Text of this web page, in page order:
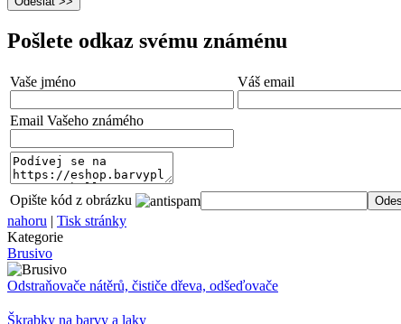
Pošlete odkaz svému známénu
Vaše jméno Váš email
Email Vašeho známého
Opište kód z obrázku
nahoru | Tisk stránky
Kategorie
Brusivo
Odstraňovače nátěrů, čističe dřeva, odšeďovače
Škrabky na barvy a laky